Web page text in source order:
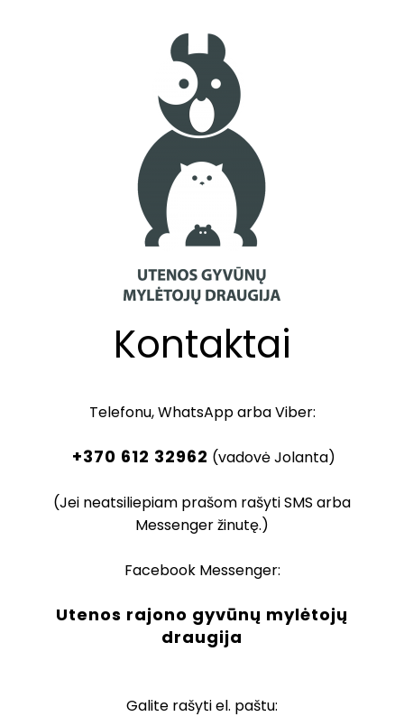
Kontaktai
Telefonu, WhatsApp arba Viber:
+370 612 32962 (vadovė Jolanta)
(Jei neatsiliepiam prašom rašyti SMS arba
Messenger žinutę.)
Facebook Messenger:
Utenos rajono gyvūnų mylėtojų
draugija
Galite rašyti el. paštu: